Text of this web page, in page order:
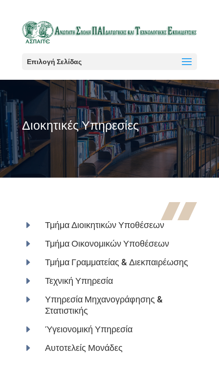
Επιλογή Σελίδας
Διοκητικές Υπηρεσίες
E Τμήμα Διοικητικών Υποθέσεων
E Τμήμα Οικονομικών Υποθέσεων
E Τμήμα Γραμματείας & Διεκπαιρέωσης
E Τεχνική Υπηρεσία
E
Υπηρεσία Μηχανογράφησης &
Στατιστικής
E Ύγειονομική Υπηρεσία
E Αυτοτελείς Μονάδες